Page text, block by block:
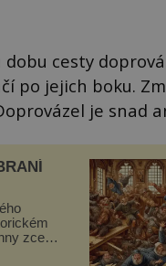
cesty
po jejich boku.
je snad
zcela